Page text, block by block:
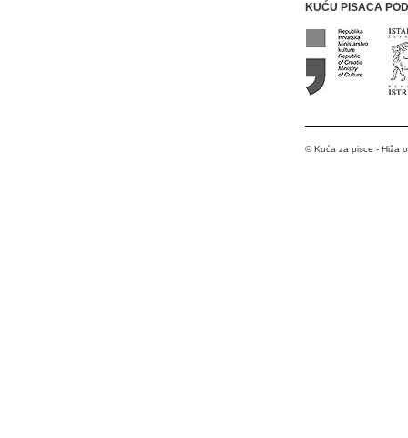
KUĆU PISACA
© Kuća za pisce - Hiža